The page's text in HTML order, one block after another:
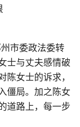
市委政法委转
士与丈夫感情破
陈女士的诉求，
僵局。加之陈女
道路上，每一步